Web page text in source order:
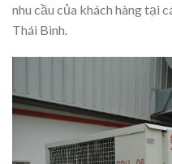
nhu cầu của khách hàng tại
Thái Bình.